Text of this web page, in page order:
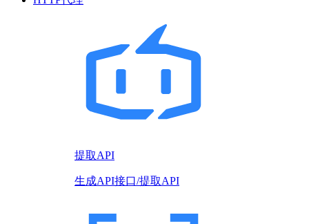
提取API
生成API接口/提取API